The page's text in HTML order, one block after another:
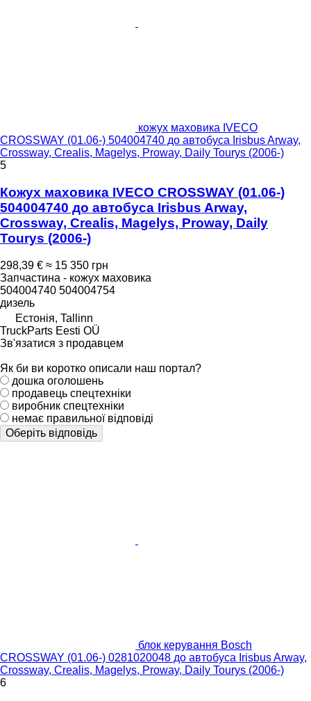
кожух маховика IVECO
CROSSWAY (01.06-) 504004740 до автобуса Irisbus Arway,
Crossway, Crealis, Magelys, Proway, Daily Tourys (2006-)
5
Кожух маховика IVECO CROSSWAY (01.06-)
504004740 до автобуса Irisbus Arway,
Crossway, Crealis, Magelys, Proway, Daily
Tourys (2006-)
298,39 € ≈ 15 350 грн
Запчастина - кожух маховика
504004740 504004754
дизель
Естонія, Tallinn
TruckParts Eesti OÜ
Зв'язатися з продавцем
Як би ви коротко описали наш портал?
дошка оголошень
продавець спецтехніки
виробник спецтехніки
немає правильної відповіді
Оберіть відповідь
блок керування Bosch
CROSSWAY (01.06-) 0281020048 до автобуса Irisbus Arway,
Crossway, Crealis, Magelys, Proway, Daily Tourys (2006-)
6